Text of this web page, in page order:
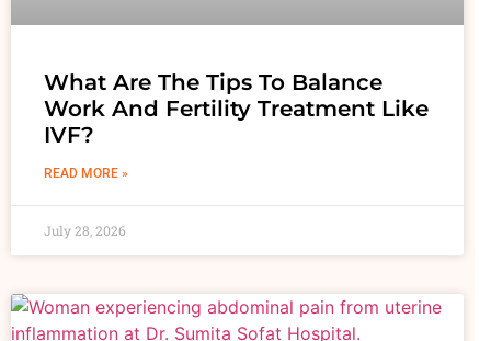
What Are The Tips To Balance
Work And Fertility Treatment Like
IVF?
READ MORE »
July 28, 2026